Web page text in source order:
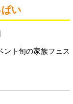
い
ント旬の家族フェス